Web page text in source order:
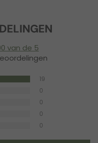
van de 5
19
0
0
0
0